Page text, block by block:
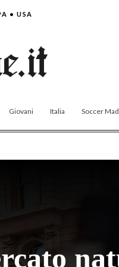
• USA
Giovani Italia Soccer